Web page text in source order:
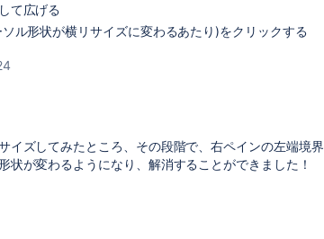
て広げる
ル形状が横リサイズに変わるあたり)をクリックする
イズしてみたところ、その段階で、右ペインの左端境界
状が変わるようになり、解消することができました！